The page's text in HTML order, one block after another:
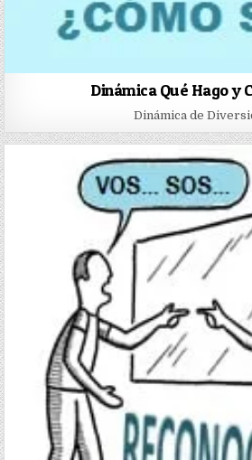
Dinámica Qué Hago y
Dinámica de